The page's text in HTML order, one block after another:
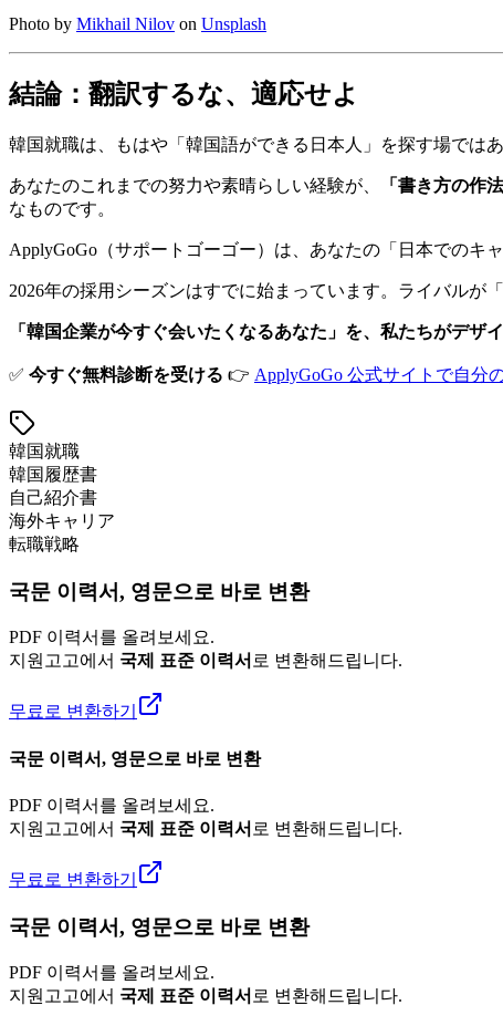
Photo by Mikhail Nilov on Unsplash
結論：翻訳するな、適応せよ
韓国就職は、もはや「韓国語ができる日本人」を探す場では
あなたのこれまでの努力や素晴らしい経験が、 「書き方の作
なものです。
ApplyGoGo（サポートゴーゴー）は、あなたの「日本でのキ
2026年の採用シーズンはすでに始まっています。ライバル
「韓国企業が今すぐ会いたくなるあなた」を、私たちがデザイ
✅ 今すぐ無料診断を受ける 👉 ApplyGoGo 公式サイトで自分
韓国就職
韓国履歴書
自己紹介書
海外キャリア
転職戦略
국문 이력서, 영문으로 바로 변환
PDF 이력서를 올려보세요.
지원고고에서 국제 표준 이력서 로 변환해드립니다.
무료로 변환하기
국문 이력서, 영문으로 바로 변환
PDF 이력서를 올려보세요.
지원고고에서 국제 표준 이력서 로 변환해드립니다.
무료로 변환하기
국문 이력서, 영문으로 바로 변환
PDF 이력서를 올려보세요.
지원고고에서 국제 표준 이력서 로 변환해드립니다.